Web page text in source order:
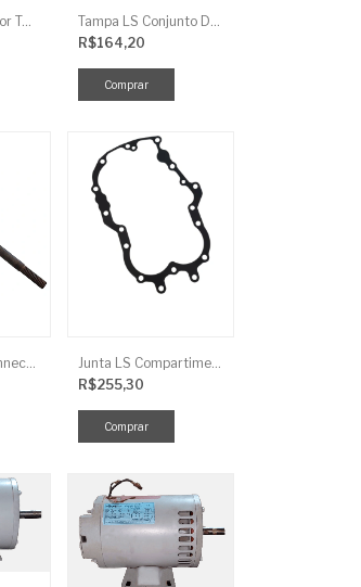
Vidro LS Fr Inferior TGR863
Tampa LS Conjunto De Combustivel G040FCI
R$164,20
Eixo LS 4WD Connect TRG2888
Junta LS Compartimento Traseiro EGQ155
R$255,30